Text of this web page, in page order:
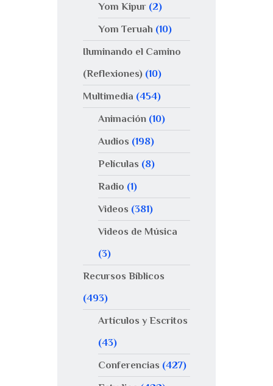
Yom Kipur(2)
Yom Teruah (10)
Iluminando el Camino
(Reflexiones) (10)
Multimedia (454)
Animación(10)
Audios (198)
Películas (8)
Radio (1)
Videos (381)
Videos de Música
(3)
Recursos Bíblicos
(493)
Artículos y Escritos
(43)
Conferencias (427)